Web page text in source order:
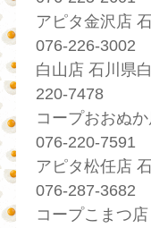
アピタ金沢店
076-226-3002
白山店 石川県
220-7478
コープおおぬ
076-220-7591
アピタ松任店
076-287-3682
コープこまつ